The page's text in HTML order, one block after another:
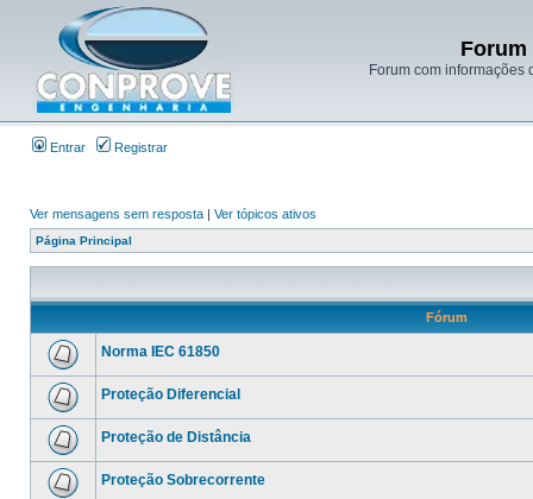
Forum
Forum com informações
Entrar Registrar
Ver mensagens sem resposta | Ver tópicos ativos
Página Principal
Fórum
Norma IEC 61850
Proteção Diferencial
Proteção de Distância
Proteção Sobrecorrente